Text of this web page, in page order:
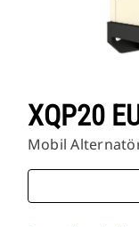
XQP20
Mobil